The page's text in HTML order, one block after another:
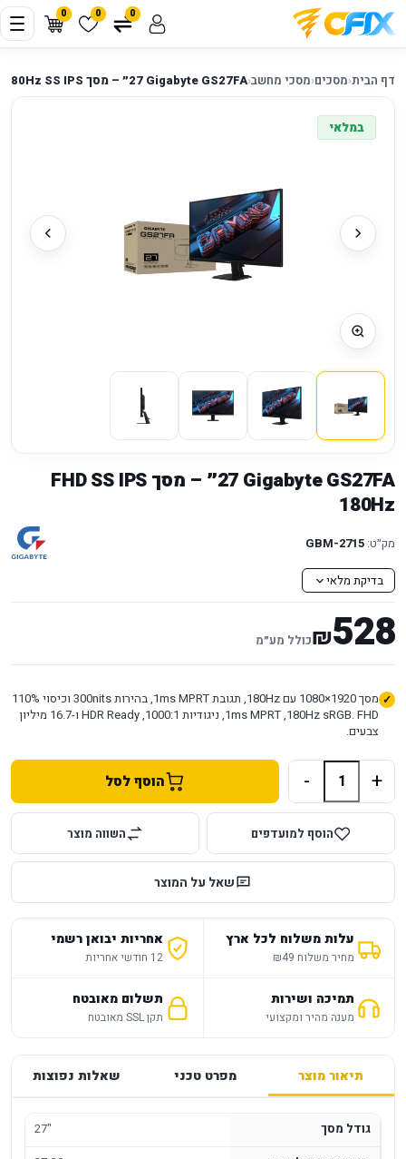
0 0 0
דף הבית‹מסכים‹מסכי מחשב‹Gigabyte GS27FA ‏27״ – מסך SS IPS ‏FHD 180Hz
במלאי
Gigabyte GS27FA ‏27״ – מסך SS IPS ‏FHD
180Hz
מק״ט: GBM-2715
בדיקת מלאי
528
₪כולל מע״מ
מסך 1920×1080 עם 180Hz, תגובת 1ms MPRT, בהירות 300nits וכיסוי 110%
sRGB. FHD ‏180Hz, ‏1ms MPRT, ניגודיות 1000:1, ‏HDR Ready ו-16.7 מיליון
צבעים.
+
- הוסף לסל
הוסף למועדפים השווה מוצר
שאל על המוצר
עלות משלוח לכל ארץ
מחיר משלוח ₪49
אחריות יבואן רשמי
12 חודשי אחריות
תמיכה ושירות
מענה מהיר ומקצועי
תשלום מאובטח
תקן SSL מאובטח
תיאור מוצר מפרט טכני שאלות נפוצות
גודל מסך
27"